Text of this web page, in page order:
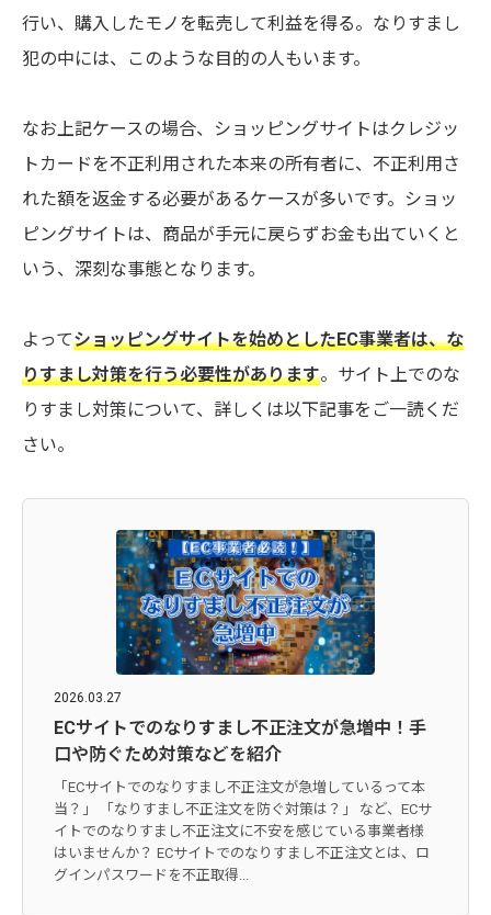
行い、購入したモノを転売して利益を得る。なりすまし
犯の中には、このような目的の人もいます。
なお上記ケースの場合、ショッピングサイトはクレジッ
トカードを不正利用された本来の所有者に、不正利用さ
れた額を返金する必要があるケースが多いです。ショッ
ピングサイトは、商品が手元に戻らずお金も出ていくと
いう、深刻な事態となります。
よってショッピングサイトを始めとしたEC事業者は、な
りすまし対策を行う必要性があります。サイト上でのな
りすまし対策について、詳しくは以下記事をご一読くだ
さい。
2026.03.27
ECサイトでのなりすまし不正注文が急増中！手
口や防ぐため対策などを紹介
「ECサイトでのなりすまし不正注文が急増しているって本
当？」 「なりすまし不正注文を防ぐ対策は？」 など、ECサ
イトでのなりすまし不正注文に不安を感じている事業者様
はいませんか？ ECサイトでのなりすまし不正注文とは、ロ
グインパスワードを不正取得...